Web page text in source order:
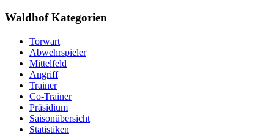
Waldhof Kategorien
Torwart
Abwehrspieler
Mittelfeld
Angriff
Trainer
Co-Trainer
Präsidium
Saisonübersicht
Statistiken